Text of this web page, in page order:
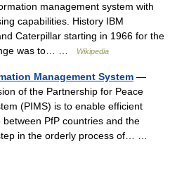
management system with
capabilities. History IBM
Caterpillar starting in 1966 for the
was to… …
Wikipedia
Management System —
of the Partnership for Peace
(PIMS) is to enable efficient
PfP countries and the
in the orderly process of… …